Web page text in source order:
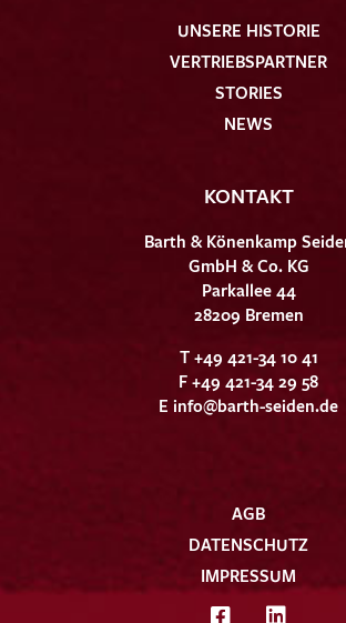
UNSERE HISTORIE
VERTRIEBSPARTNER
STORIES
NEWS
KONTAKT
Barth & Könenkamp
GmbH & Co. KG
Parkallee 44
28209 Bremen
T +49 421-34 10 41
F +49 421-34 29 58
E info@barth-seiden.de
AGB
DATENSCHUTZ
IMPRESSUM